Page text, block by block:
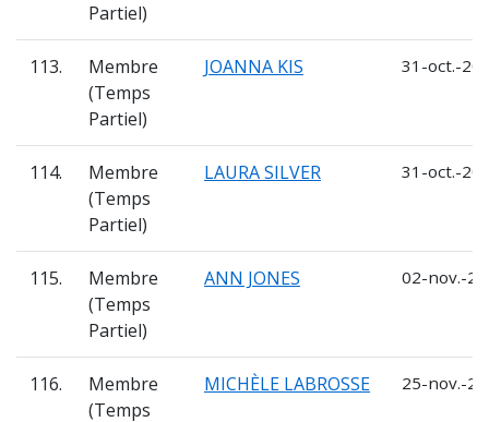
Partiel)
113.
Membre
(Temps
Partiel)
JOANNA KIS 31-oct.-
114.
Membre
(Temps
Partiel)
LAURA SILVER 31-oct.-
115.
Membre
(Temps
Partiel)
ANN JONES 02-nov.-
116.
Membre
(Temps
MICHÈLE LABROSSE 25-nov.-